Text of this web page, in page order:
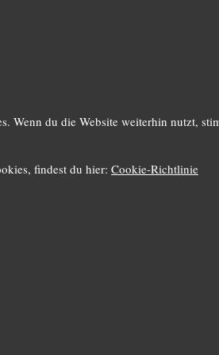
Wenn du die Website weiterhin nutzt,
findest du hier: Cookie-Richtlinie